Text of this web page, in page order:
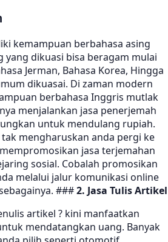
kemampuan berbahasa asing
yang dikuasi bisa beragam mulai
Jerman, Bahasa Korea, Hingga
dikuasai. Di zaman modern
berbahasa Inggris mutlak
menjalankan jasa penerjemah
untuk mendulang rupiah.
mengharuskan anda pergi ke
jasa terjemahan
sosial. Cobalah promosikan
melalui jalur komunikasi online
###2. Jasa Tulis Artikel
artikel ? kini manfaatkan
mendatangkan uang. Banyak